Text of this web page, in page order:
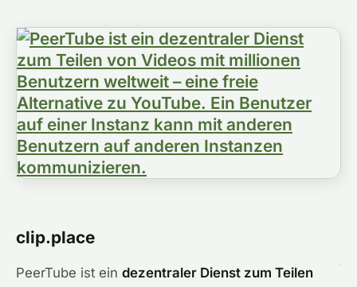
clip.place
PeerTube ist ein dezentraler Dienst zum Teilen